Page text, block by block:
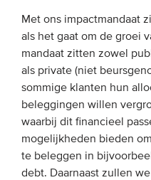
Met ons impactmandaat
als het gaat om de groei
mandaat zitten zowel
als private (niet
sommige klanten hun
beleggingen willen
waarbij dit financieel
mogelijkheden bieden
te beleggen in
debt. Daarnaast zullen